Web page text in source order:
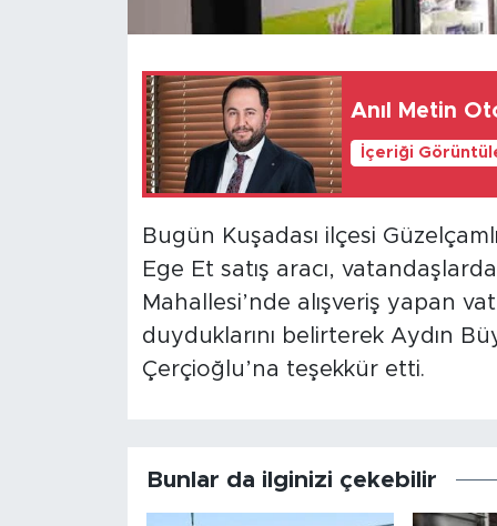
Anıl Metin
İçeriği
Bugün Kuşadası ilçesi
Ege Et satış aracı,
Mahallesi’nde alışveriş yapan
duyduklarını belirterek Aydın
Çerçioğlu’na teşekkür etti.
Bunlar da ilginizi çekebilir